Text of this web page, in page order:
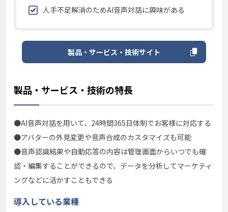
人手不足解消のためAI音声対話に興味がある
製品・サービス・技術サイト
製品・サービス・技術の特長
●AI音声対話を用いて、24時間365日体制でお客様に対応する
●アバターの外見変更や音声合成のカスタマイズも可能
●音声認識結果や自動応答の内容は管理画面からいつでも確
認・編集することができるので、データを分析してマーケティ
ングなどに活かすこともできる
導入している業種